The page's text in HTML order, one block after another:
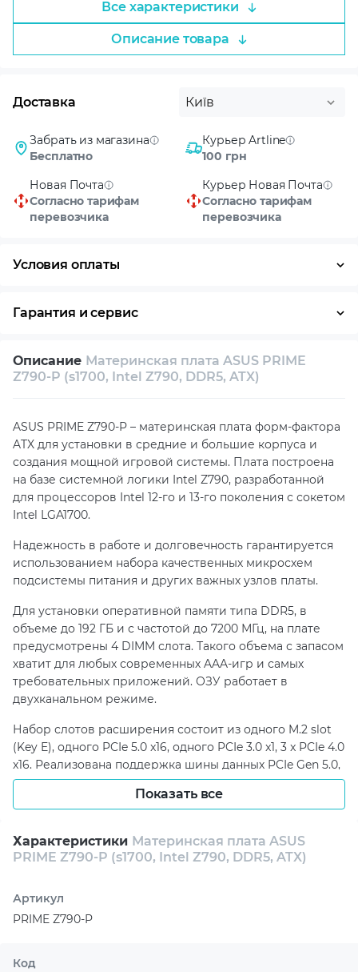
Все характеристики
Описание товара
Доставка Київ
Забрать из магазина
Бесплатно
Курьер Artline
100 грн
Новая Почта
Согласно тарифам
перевозчика
Курьер Новая Почта
Согласно тарифам
перевозчика
Условия оплаты
Гарантия и сервис
Собственный сервисный центр
Описание Материнская плата ASUS PRIME
Z790-P (s1700, Intel Z790, DDR5, ATX)
ASUS PRIME Z790-P – материнская плата форм-фактора
ATX для установки в средние и большие корпуса и
создания мощной игровой системы. Плата построена
на базе системной логики Intel Z790, разработанной
для процессоров Intel 12-го и 13-го поколения с сокетом
Intel LGA1700.
Надежность в работе и долговечность гарантируется
использованием набора качественных микросхем
подсистемы питания и других важных узлов платы.
Для установки оперативной памяти типа DDR5, в
объеме до 192 ГБ и с частотой до 7200 МГц, на плате
предусмотрены 4 DIMM слота. Такого объема с запасом
хватит для любых современных AAA-игр и самых
требовательных приложений. ОЗУ работает в
двухканальном режиме.
Набор слотов расширения состоит из одного M.2 slot
(Key E), одного PCIe 5.0 x16, одного PCIe 3.0 x1, 3 x PCIe 4.0
x16. Реализована поддержка шины данных PCIe Gen 5.0,
что позволяет устанавить в систему мощную игровую
или профессиональную видеокарту. Слот для
SafeSlot Core. Для организации подсистемы хранения
данных предусмотрено три M.2 порта и четыре SATA3.
обеспечивает контроллер Realtek 2.5Gb Ethernet.
высокоскоростные USB интерфейсы, в том числе Type-
Показать все
Характеристики Материнская плата ASUS
PRIME Z790-P (s1700, Intel Z790, DDR5, ATX)
Артикул
PRIME Z790-P
Код